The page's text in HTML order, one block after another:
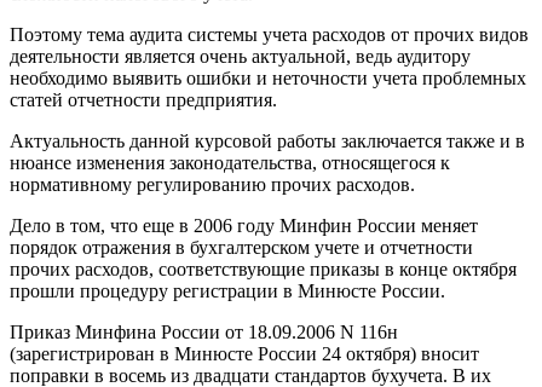
Поэтому тема аудита системы учета расходов от прочих видов
деятельности является очень актуальной, ведь аудитору
необходимо выявить ошибки и неточности учета проблемных
статей отчетности предприятия.
Актуальность данной курсовой работы заключается также и в
нюансе изменения законодательства, относящегося к
нормативному регулированию прочих расходов.
Дело в том, что еще в 2006 году Минфин России меняет
порядок отражения в бухгалтерском учете и отчетности
прочих расходов, соответствующие приказы в конце октября
прошли процедуру регистрации в Минюсте России.
Приказ Минфина России от 18.09.2006 N 116н
(зарегистрирован в Минюсте России 24 октября) вносит
поправки в восемь из двадцати стандартов бухучета. В их